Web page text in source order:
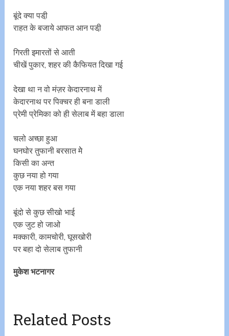
बूंदे क्या पडी़
राहत के बजाये आफत आन पडी़
गिरती इमारतों से आती
चीखें पुकार, शहर की कैफियत दिखा गई
देखा था न वो मंज़र केदारनाथ में
केदारनाथ पर पिक्चर ही बना डाली
प्रेमी प्रेमिका को ही सेलाब में बहा डाला
चलो अच्छा हुआ
घनघोर तुफानी बरसात मेे
किसी का अन्त
कुछ नया हो गया
एक नया शहर बस गया
बूंदो से कुछ सीखो भाई
एक जुट हो जाओ
मक्कारी, कामचोरी, घूसखोरी
पर बहा दो सेलाब तुफानी
मुकेश भटनागर
Related Posts